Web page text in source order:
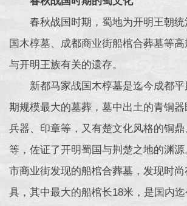
春秋战国时期，蜀地为开明王朝
国木椁墓、成都商业街船棺合葬墓等
与开明王族有关的遗存。
新都马家战国木椁墓是迄今成都
期规模最大的墓葬，墓中出土的青铜
兵器、印章等，又有楚文化风格的铜
等，佐证了开明蜀国与荆楚之地的渊
市商业街发现的船棺合葬墓，发现时
具，其中最大的船棺长18米，是国内